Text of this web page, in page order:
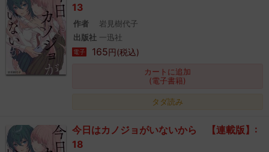
13
作者
岩見樹代子
出版社
一迅社
電子 165円(税込)
カートに追加
(電子書籍)
タダ読み
今日はカノジョがいないから 【連載版】:
18